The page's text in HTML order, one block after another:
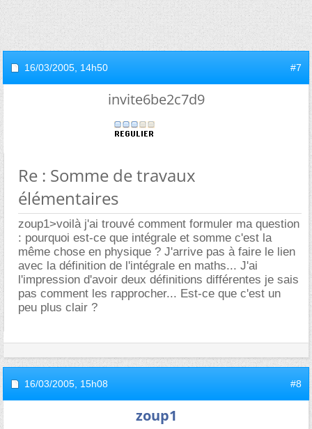
16/03/2005, 14h50 #7
invite6be2c7d9
Re : Somme de travaux
élémentaires
zoup1>voilà j'ai trouvé comment formuler ma question
: pourquoi est-ce que intégrale et somme c'est la
même chose en physique ? J'arrive pas à faire le lien
avec la définition de l'intégrale en maths... J'ai
l'impression d'avoir deux définitions différentes je sais
pas comment les rapprocher... Est-ce que c'est un
peu plus clair ?
16/03/2005, 15h08 #8
zoup1